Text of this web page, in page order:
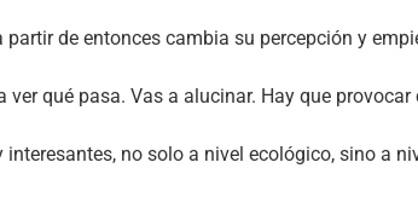
de entonces cambia su percepción y
qué pasa. Vas a alucinar. Hay que
no solo a nivel ecológico, sino a